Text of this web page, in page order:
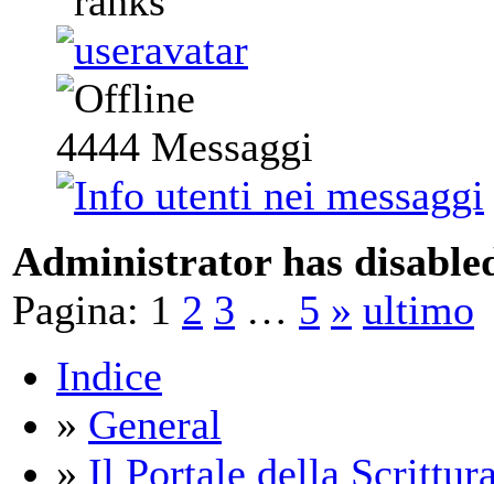
4444 Messaggi
Administrator has
Pagina: 1 2 3 … 5 » ultimo
Indice
» General
» Il Portale della